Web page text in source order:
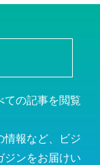
ての記事を閲覧
情報など、ビジ
ジンをお届けい